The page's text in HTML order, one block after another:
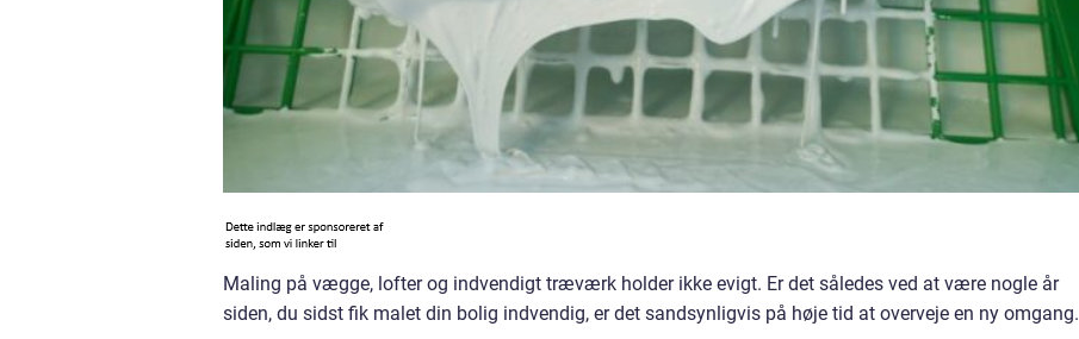
Maling på vægge, lofter og indvendigt træværk holder ikke evigt. Er det således ved at være nogle år
siden, du sidst fik malet din bolig indvendig, er det sandsynligvis på høje tid at overveje en ny omgang.